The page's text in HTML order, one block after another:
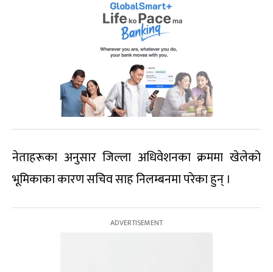
नेताहरूका अनुसार जिल्ला अधिवेशनका क्रममा खेलेको
भूमिकाका कारण सचिव साह निलम्बनमा परेका हुन् ।